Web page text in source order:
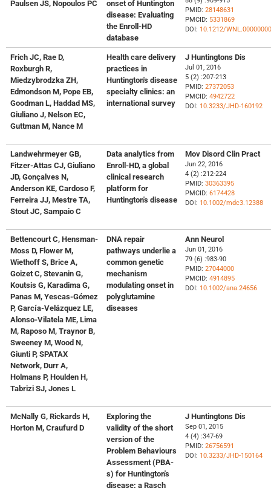
Paulsen JS, Nopoulos PC
onset of Huntington
disease: Evaluating
the Enroll-HD
database
PMID: 28148631
PMCID: 5331869
DOI: 10.1212/
Frich JC, Rae D,
Roxburgh R,
Miedzybrodzka ZH,
Edmondson M, Pope EB,
Goodman L, Haddad MS,
Giuliano J, Nelson EC,
Guttman M, Nance M
Health care delivery
practices in
Huntington's disease
specialty clinics: an
international survey
J Huntingtons Dis
Jul 01, 2016
5 (2) :207-213
PMID: 27372053
PMCID: 4942722
DOI: 10.3233/JHD-160192
Landwehrmeyer GB,
Fitzer-Attas CJ, Giuliano
JD, Gonçalves N,
Anderson KE, Cardoso F,
Ferreira JJ, Mestre TA,
Stout JC, Sampaio C
Data analytics from
Enroll-HD, a global
clinical research
platform for
Huntington's disease
Mov Disord Clin Pract
Jun 22, 2016
4 (2) :212-224
PMID: 30363395
PMCID: 6174428
DOI: 10.1002/mdc3.12388
Bettencourt C, Hensman-
Moss D, Flower M,
Wiethoff S, Brice A,
Goizet C, Stevanin G,
Koutsis G, Karadima G,
Panas M, Yescas-Gómez
P, García-Velázquez LE,
Alonso-Vilatela ME, Lima
M, Raposo M, Traynor B,
Sweeney M, Wood N,
Giunti P, SPATAX
Network, Durr A,
Holmans P, Houlden H,
Tabrizi SJ, Jones L
DNA repair
pathways underlie a
common genetic
mechanism
modulating onset in
polyglutamine
diseases
Ann Neurol
Jun 01, 2016
79 (6) :983-90
PMID: 27044000
PMCID: 4914895
DOI: 10.1002/ana.24656
McNally G, Rickards H,
Horton M, Craufurd D
Exploring the
validity of the short
version of the
Problem Behaviours
Assessment (PBA-
s) for Huntington's
disease: a Rasch
J Huntingtons Dis
Sep 01, 2015
4 (4) :347-69
PMID: 26756591
DOI: 10.3233/JHD-150164